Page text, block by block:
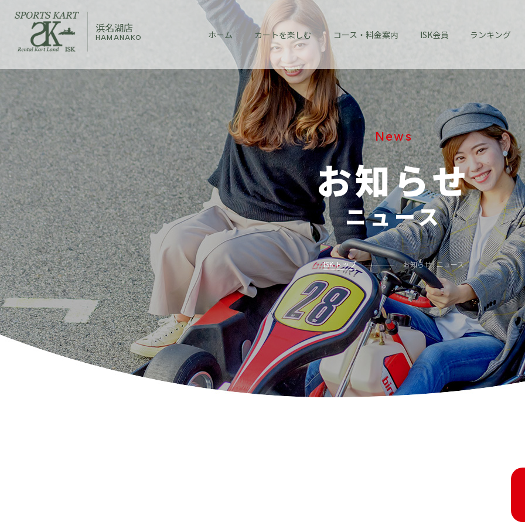
浜名湖店
HAMANAKO ホーム カートを楽しむ コース・料金案内 ISK会員 ランキング
News
お知らせ
ニュース
ISK トップ お知らせ | ニュース